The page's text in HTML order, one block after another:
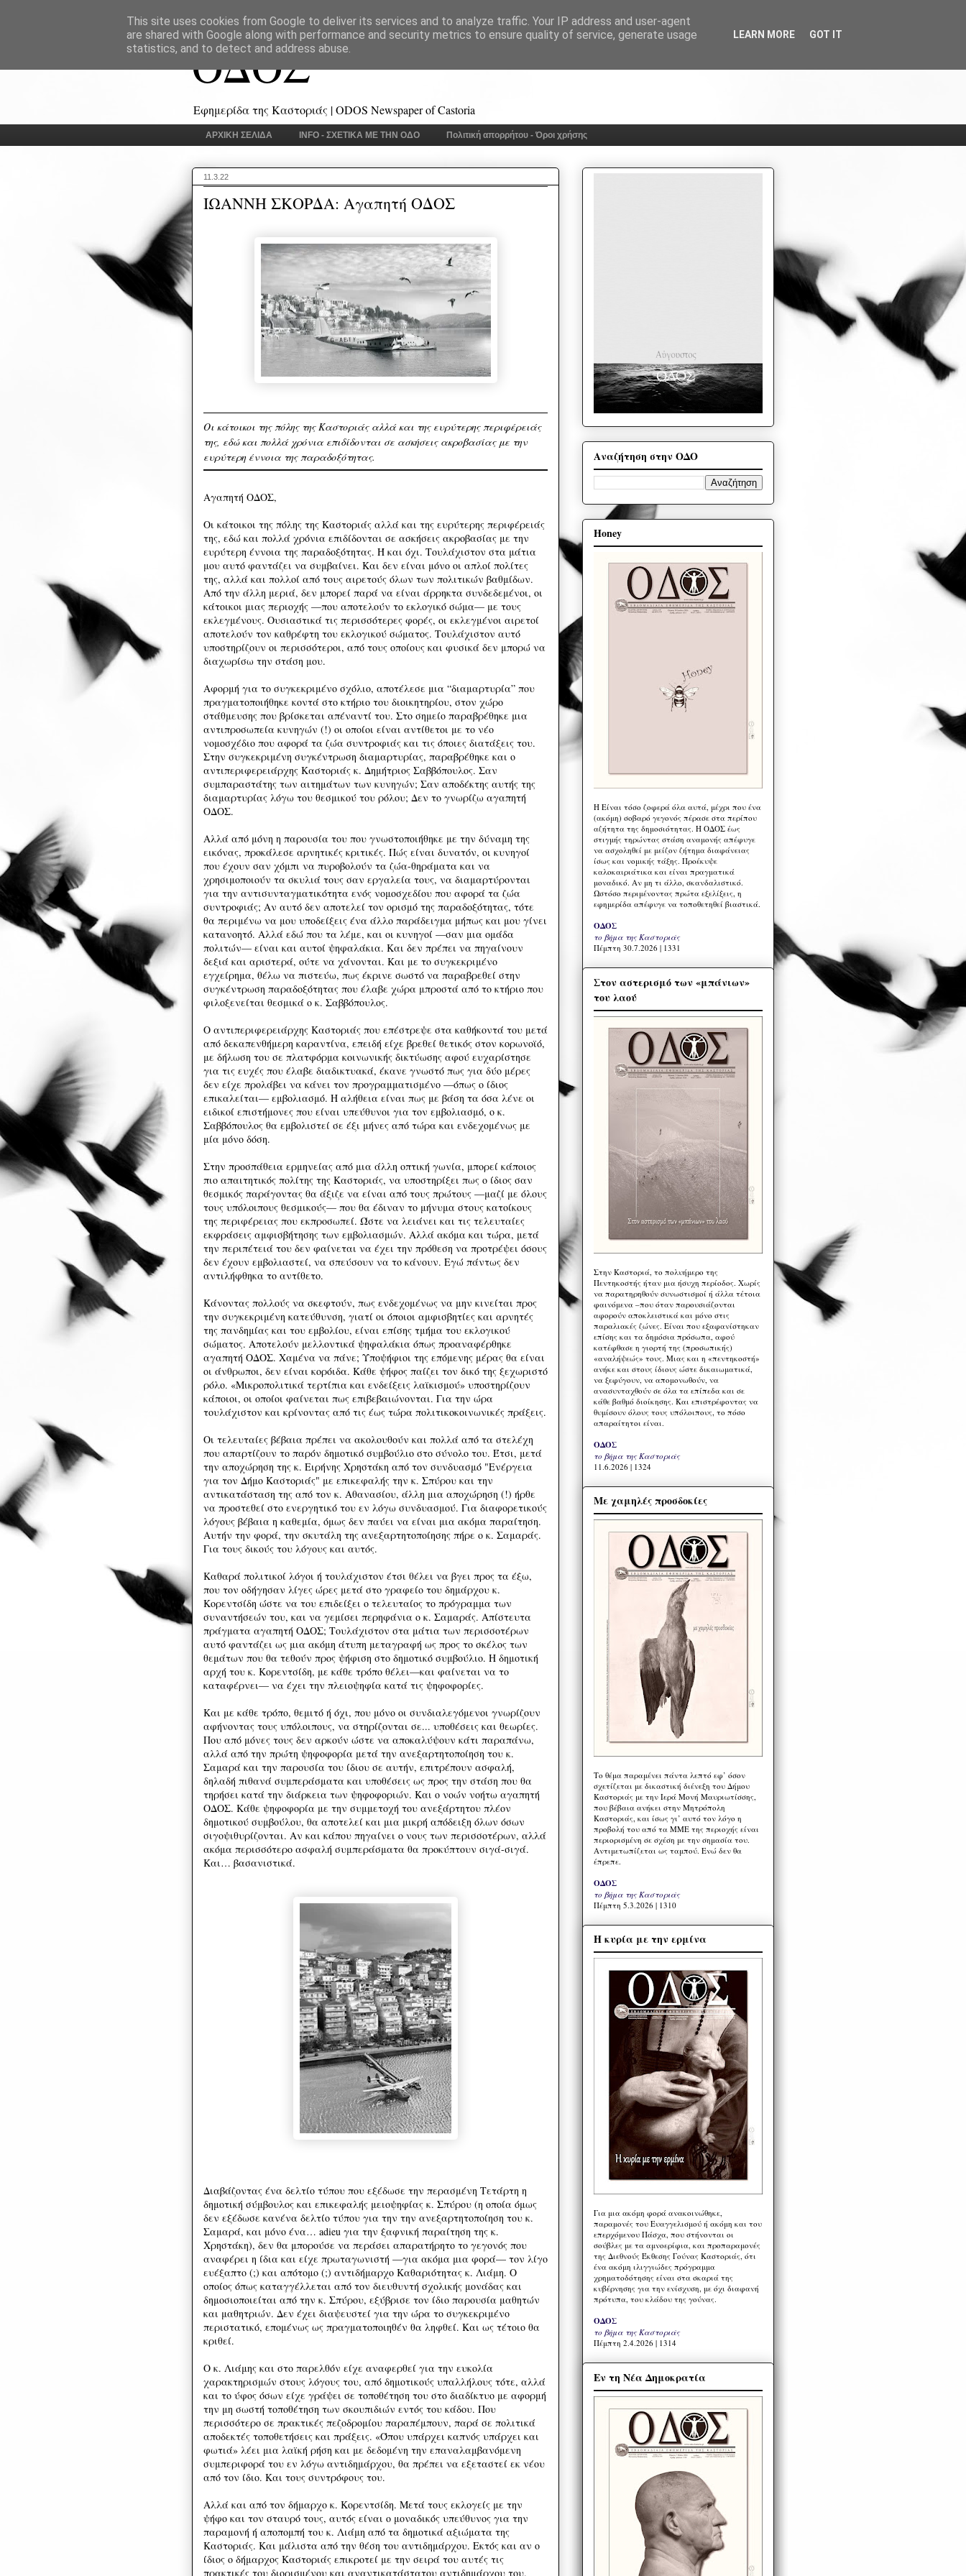
ΟΔΟΣ
Εφημερίδα της Καστοριάς | ODOS Newspaper of Castoria
ΑΡΧΙΚΗ ΣΕΛΙΔΑ INFO - ΣΧΕΤΙΚΑ ΜΕ ΤΗΝ ΟΔΟ Πολιτική απορρήτου - Όροι χρήσης
11.3.22
ΙΩΑΝΝΗ ΣΚΟΡΔΑ: Αγαπητή ΟΔΟΣ
Οι κάτοικοι της πόλης της Καστοριάς αλλά και της ευρύτερης περιφέρειάς
της, εδώ και πολλά χρόνια επιδίδονται σε ασκήσεις ακροβασίας με την
ευρύτερη έννοια της παραδοξότητας.
Αγαπητή ΟΔΟΣ,
Οι κάτοικοι της πόλης της Καστοριάς αλλά και της ευρύτερης περιφέρειάς
της, εδώ και πολλά χρόνια επιδίδονται σε ασκήσεις ακροβασίας με την
ευρύτερη έννοια της παραδοξότητας. Ή και όχι. Τουλάχιστον στα μάτια
μου αυτό φαντάζει να συμβαίνει. Και δεν είναι μόνο οι απλοί πολίτες
της, αλλά και πολλοί από τους αιρετούς όλων των πολιτικών βαθμίδων.
Από την άλλη μεριά, δεν μπορεί παρά να είναι άρρηκτα συνδεδεμένοι, οι
κάτοικοι μιας περιοχής —που αποτελούν το εκλογικό σώμα— με τους
εκλεγμένους. Ουσιαστικά τις περισσότερες φορές, οι εκλεγμένοι αιρετοί
αποτελούν τον καθρέφτη του εκλογικού σώματος. Τουλάχιστον αυτό
υποστηρίζουν οι περισσότεροι, από τους οποίους και φυσικά δεν μπορώ να
διαχωρίσω την στάση μου.
Αφορμή για το συγκεκριμένο σχόλιο, αποτέλεσε μια “διαμαρτυρία” που
πραγματοποιήθηκε κοντά στο κτήριο του διοικητηρίου, στον χώρο
στάθμευσης που βρίσκεται απέναντί του. Στο σημείο παραβρέθηκε μια
αντιπροσωπεία κυνηγών (!) οι οποίοι είναι αντίθετοι με το νέο
νομοσχέδιο που αφορά τα ζώα συντροφιάς και τις όποιες διατάξεις του.
Στην συγκεκριμένη συγκέντρωση διαμαρτυρίας, παραβρέθηκε και ο
αντιπεριφερειάρχης Καστοριάς κ. Δημήτριος Σαββόπουλος. Σαν
συμπαραστάτης των αιτημάτων των κυνηγών; Σαν αποδέκτης αυτής της
διαμαρτυρίας λόγω του θεσμικού του ρόλου; Δεν το γνωρίζω αγαπητή
ΟΔΟΣ.
Αλλά από μόνη η παρουσία του που γνωστοποιήθηκε με την δύναμη της
εικόνας, προκάλεσε αρνητικές κριτικές. Πώς είναι δυνατόν, οι κυνηγοί
που έχουν σαν χόμπι να πυροβολούν τα ζώα-θηράματα και να
χρησιμοποιούν τα σκυλιά τους σαν εργαλεία τους, να διαμαρτύρονται
για την αντισυνταγματικότητα ενός νομοσχεδίου που αφορά τα ζώα
συντροφιάς; Αν αυτό δεν αποτελεί τον ορισμό της παραδοξότητας, τότε
θα περιμένω να μου υποδείξεις ένα άλλο παράδειγμα μήπως και μου γίνει
κατανοητό. Αλλά εδώ που τα λέμε, και οι κυνηγοί —σαν μια ομάδα
πολιτών— είναι και αυτοί ψηφαλάκια. Και δεν πρέπει να πηγαίνουν
δεξιά και αριστερά, ούτε να χάνονται. Και με το συγκεκριμένο
εγχείρημα, θέλω να πιστεύω, πως έκρινε σωστό να παραβρεθεί στην
συγκέντρωση παραδοξότητας που έλαβε χώρα μπροστά από το κτήριο που
φιλοξενείται θεσμικά ο κ. Σαββόπουλος.
Ο αντιπεριφερειάρχης Καστοριάς που επέστρεψε στα καθήκοντά του μετά
από δεκαπενθήμερη καραντίνα, επειδή είχε βρεθεί θετικός στον κορωνοϊό,
με δήλωση του σε πλατφόρμα κοινωνικής δικτύωσης αφού ευχαρίστησε
για τις ευχές που έλαβε διαδικτυακά, έκανε γνωστό πως για δύο μέρες
δεν είχε προλάβει να κάνει τον προγραμματισμένο —όπως ο ίδιος
επικαλείται— εμβολιασμό. Η αλήθεια είναι πως με βάση τα όσα λένε οι
ειδικοί επιστήμονες που είναι υπεύθυνοι για τον εμβολιασμό, ο κ.
Σαββόπουλος θα εμβολιστεί σε έξι μήνες από τώρα και ενδεχομένως με
μία μόνο δόση.
Στην προσπάθεια ερμηνείας από μια άλλη οπτική γωνία, μπορεί κάποιος
πιο απαιτητικός πολίτης της Καστοριάς, να υποστηρίξει πως ο ίδιος σαν
θεσμικός παράγοντας θα άξιζε να είναι από τους πρώτους —μαζί με όλους
τους υπόλοιπους θεσμικούς— που θα έδιναν το μήνυμα στους κατοίκους
της περιφέρειας που εκπροσωπεί. Ώστε να λειάνει και τις τελευταίες
εκφράσεις αμφισβήτησης των εμβολιασμών. Αλλά ακόμα και τώρα, μετά
την περιπέτειά του δεν φαίνεται να έχει την πρόθεση να προτρέψει όσους
δεν έχουν εμβολιαστεί, να σπεύσουν να το κάνουν. Εγώ πάντως δεν
αντιλήφθηκα το αντίθετο.
Κάνοντας πολλούς να σκεφτούν, πως ενδεχομένως να μην κινείται προς
την συγκεκριμένη κατεύθυνση, γιατί οι όποιοι αμφισβητίες και αρνητές
της πανδημίας και του εμβολίου, είναι επίσης τμήμα του εκλογικού
σώματος. Αποτελούν μελλοντικά ψηφαλάκια όπως προαναφέρθηκε
αγαπητή ΟΔΟΣ. Χαμένα να πάνε; Υποψήφιοι της επόμενης μέρας θα είναι
οι άνθρωποι, δεν είναι κορόιδα. Κάθε ψήφος παίζει τον δικό της ξεχωριστό
ρόλο. «Μικροπολιτικά τερτίπια και ενδείξεις λαϊκισμού» υποστηρίζουν
κάποιοι, οι οποίοι φαίνεται πως επιβεβαιώνονται. Για την ώρα
τουλάχιστον και κρίνοντας από τις έως τώρα πολιτικοκοινωνικές πράξεις.
Οι τελευταίες βέβαια πρέπει να ακολουθούν και πολλά από τα στελέχη
που απαρτίζουν το παρόν δημοτικό συμβούλιο στο σύνολο του. Έτσι, μετά
την αποχώρηση της κ. Ειρήνης Χρηστάκη από τον συνδυασμό "Ενέργεια
για τον Δήμο Καστοριάς" με επικεφαλής την κ. Σπύρου και την
αντικατάσταση της από τον κ. Αθανασίου, άλλη μια αποχώρηση (!) ήρθε
να προστεθεί στο ενεργητικό του εν λόγω συνδυασμού. Για διαφορετικούς
λόγους βέβαια η καθεμία, όμως δεν παύει να είναι μια ακόμα παραίτηση.
Αυτήν την φορά, την σκυτάλη της ανεξαρτητοποίησης πήρε ο κ. Σαμαράς.
Για τους δικούς του λόγους και αυτός.
Καθαρά πολιτικοί λόγοι ή τουλάχιστον έτσι θέλει να βγει προς τα έξω,
που τον οδήγησαν λίγες ώρες μετά στο γραφείο του δημάρχου κ.
Κορεντσίδη ώστε να του επιδείξει ο τελευταίος το πρόγραμμα των
συναντήσεών του, και να γεμίσει περηφάνια ο κ. Σαμαράς. Απίστευτα
πράγματα αγαπητή ΟΔΟΣ; Τουλάχιστον στα μάτια των περισσοτέρων
αυτό φαντάζει ως μια ακόμη άτυπη μεταγραφή ως προς το σκέλος των
θεμάτων που θα τεθούν προς ψήφιση στο δημοτικό συμβούλιο. Η δημοτική
αρχή του κ. Κορεντσίδη, με κάθε τρόπο θέλει—και φαίνεται να το
καταφέρνει— να έχει την πλειοψηφία κατά τις ψηφοφορίες.
Και με κάθε τρόπο, θεμιτό ή όχι, που μόνο οι συνδιαλεγόμενοι γνωρίζουν
αφήνοντας τους υπόλοιπους, να στηρίζονται σε... υποθέσεις και θεωρίες.
Που από μόνες τους δεν αρκούν ώστε να αποκαλύψουν κάτι παραπάνω,
αλλά από την πρώτη ψηφοφορία μετά την ανεξαρτητοποίηση του κ.
Σαμαρά και την παρουσία του ίδιου σε αυτήν, επιτρέπουν ασφαλή,
δηλαδή πιθανά συμπεράσματα και υποθέσεις ως προς την στάση που θα
τηρήσει κατά την διάρκεια των ψηφοφοριών. Και ο νοών νοήτω αγαπητή
ΟΔΟΣ. Κάθε ψηφοφορία με την συμμετοχή του ανεξάρτητου πλέον
δημοτικού συμβούλου, θα αποτελεί και μια μικρή απόδειξη όλων όσων
σιγοψιθυρίζονται. Αν και κάπου πηγαίνει ο νους των περισσοτέρων, αλλά
ακόμα περισσότερο ασφαλή συμπεράσματα θα προκύπτουν σιγά-σιγά.
Και… βασανιστικά.
Διαβάζοντας ένα δελτίο τύπου που εξέδωσε την περασμένη Τετάρτη η
δημοτική σύμβουλος και επικεφαλής μειοψηφίας κ. Σπύρου (η οποία όμως
δεν εξέδωσε κανένα δελτίο τύπου για την την ανεξαρτητοποίηση του κ.
Σαμαρά, και μόνο ένα… adieu για την ξαφνική παραίτηση της κ.
Χρηστάκη), δεν θα μπορούσε να περάσει απαρατήρητο το γεγονός που
αναφέρει η ίδια και είχε πρωταγωνιστή —για ακόμα μια φορά— τον λίγο
ευέξαπτο (;) και απότομο (;) αντιδήμαρχο Καθαριότητας κ. Λιάμη. Ο
οποίος όπως καταγγέλλεται από τον διευθυντή σχολικής μονάδας και
δημοσιοποιείται από την κ. Σπύρου, εξύβρισε τον ίδιο παρουσία μαθητών
και μαθητριών. Δεν έχει διαψευστεί για την ώρα το συγκεκριμένο
περιστατικό, επομένως ως πραγματοποιηθέν θα ληφθεί. Και ως τέτοιο θα
κριθεί.
Ο κ. Λιάμης και στο παρελθόν είχε αναφερθεί για την ευκολία
χαρακτηρισμών στους λόγους του, από δημοτικούς υπαλλήλους τότε, αλλά
και το ύφος όσων είχε γράψει σε τοποθέτηση του στο διαδίκτυο με αφορμή
την μη σωστή τοποθέτηση των σκουπιδιών εντός του κάδου. Που
περισσότερο σε πρακτικές πεζοδρομίου παραπέμπουν, παρά σε πολιτικά
αποδεκτές τοποθετήσεις και πράξεις. «Όπου υπάρχει καπνός υπάρχει και
φωτιά» λέει μια λαϊκή ρήση και με δεδομένη την επαναλαμβανόμενη
συμπεριφορά του εν λόγω αντιδημάρχου, θα πρέπει να εξεταστεί εκ νέου
από τον ίδιο. Και τους συντρόφους του.
Αλλά και από τον δήμαρχο κ. Κορεντσίδη. Μετά τους εκλογείς με την
ψήφο και τον σταυρό τους, αυτός είναι ο μοναδικός υπεύθυνος για την
παραμονή ή αποπομπή του κ. Λιάμη από τα δημοτικά αξιώματα της
Καστοριάς. Και μάλιστα από την θέση του αντιδημάρχου. Εκτός και αν ο
ίδιος ο δήμαρχος Καστοριάς επικροτεί με την σειρά του αυτές τις
πρακτικές του διορισμένου και αναντικατάστατου αντιδημάρχου του.
Αναζήτηση στην ΟΔΟ
Honey
Η Eίναι τόσο ζοφερά όλα αυτά, μέχρι που ένα
(ακόμη) σοβαρό γεγονός πέρασε στα περίπου
αζήτητα της δημοσιότητας. Η ΟΔΟΣ έως
στιγμής τηρώντας στάση αναμονής απέφυγε
να ασχοληθεί με μείζον ζήτημα διαφάνειας
ίσως και νομικής τάξης. Προέκυψε
καλοκαιριάτικα και είναι πραγματικά
μοναδικό. Αν μη τι άλλο, σκανδαλιστικό.
Ωστόσο περιμένοντας πρώτα εξελίξεις, η
εφημερίδα απέφυγε να τοποθετηθεί βιαστικά.
ΟΔΟΣ
το βήμα της Καστοριάς
Πέμπτη 30.7.2026 | 1331
Στον αστερισμό των «μπάνιων»
του λαού
Στην Καστοριά, το πολυήμερο της
Πεντηκοστής ήταν μια ήσυχη περίοδος. Χωρίς
να παρατηρηθούν συνωστισμοί ή άλλα τέτοια
φαινόμενα –που όταν παρουσιάζονται
αφορούν αποκλειστικά και μόνο στις
παραλιακές ζώνες. Είναι που εξαφανίστηκαν
επίσης και τα δημόσια πρόσωπα, αφού
κατέφθασε η γιορτή της (προσωπικής)
«αναλήψεώς» τους. Μιας και η «πεντηκοστή»
ανήκε και στους ίδιους ώστε δικαιωματικά,
να ξεφύγουν, να απομονωθούν, να
ανασυνταχθούν σε όλα τα επίπεδα και σε
κάθε βαθμό διοίκησης. Και επιστρέφοντας να
θυμίσουν όλους τους υπόλοιπους, το πόσο
απαραίτητοι είναι.
ΟΔΟΣ
το βήμα της Καστοριάς
11.6.2026 | 1324
Με χαμηλές προσδοκίες
Το θέμα παραμένει πάντα λεπτό εφ’ όσον
σχετίζεται με δικαστική διένεξη του Δήμου
Καστοριάς με την Ιερά Μονή Μαυριωτίσσης,
που βέβαια ανήκει στην Μητρόπολη
Καστοριάς, και ίσως γι’ αυτό τον λόγο η
προβολή του από τα ΜΜΕ της περιοχής είναι
περιορισμένη σε σχέση με την σημασία του.
Αντιμετωπίζεται ως ταμπού. Ενώ δεν θα
έπρεπε.
ΟΔΟΣ
το βήμα της Καστοριάς
Πέμπτη 5.3.2026 | 1310
Η κυρία με την ερμίνα
Για μια ακόμη φορά ανακοινώθηκε,
παραμονές του Ευαγγελισμού ή ακόμη και του
επερχόμενου Πάσχα, που στήνονται οι
σούβλες με τα αμνοερίφια, και προπαραμονές
της Διεθνούς Έκθεσης Γούνας Καστοριάς, ότι
ένα ακόμη ιλιγγιώδες πρόγραμμα
χρηματοδότησης είναι στα σκαριά της
κυβέρνησης για την ενίσχυση, με όχι διαφανή
πρότυπα, του κλάδου της γούνας.
ΟΔΟΣ
το βήμα της Καστοριάς
Πέμπτη 2.4.2026 | 1314
Εν τη Νέα Δημοκρατία
This site uses cookies from Google to deliver its services and to analyze traffic. Your IP address and user-agent
are shared with Google along with performance and security metrics to ensure quality of service, generate usage
statistics, and to detect and address abuse.
LEARN MORE GOT IT